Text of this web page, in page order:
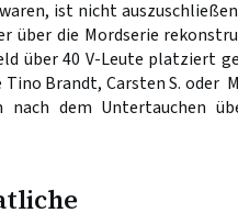
ist nicht
über die Mordserie
über 40 V-Leute platziert
Brandt, Carsten S. oder
nach dem Untertauchen